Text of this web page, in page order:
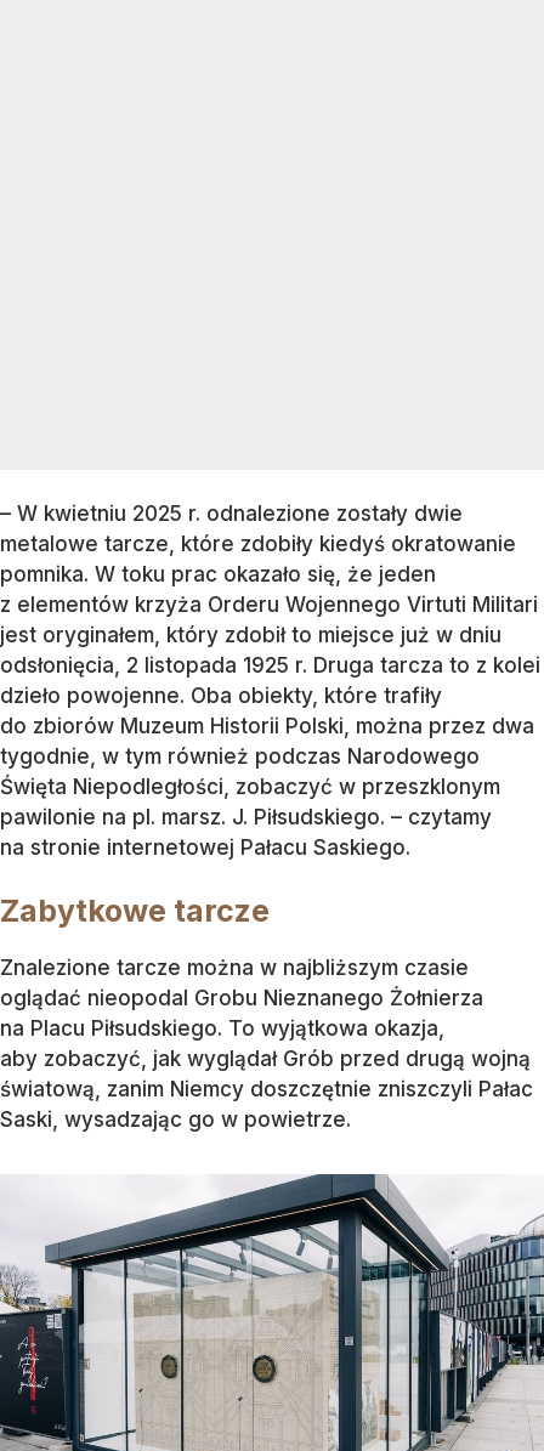
– W kwietniu 2025 r. odnalezione zostały dwie
metalowe tarcze, które zdobiły kiedyś okratowanie
pomnika. W toku prac okazało się, że jeden
z elementów krzyża Orderu Wojennego Virtuti Militari
jest oryginałem, który zdobił to miejsce już w dniu
odsłonięcia, 2 listopada 1925 r. Druga tarcza to z kolei
dzieło powojenne. Oba obiekty, które trafiły
do zbiorów Muzeum Historii Polski, można przez dwa
tygodnie, w tym również podczas Narodowego
Święta Niepodległości, zobaczyć w przeszklonym
pawilonie na pl. marsz. J. Piłsudskiego. – czytamy
na stronie internetowej Pałacu Saskiego.
Zabytkowe tarcze
Znalezione tarcze można w najbliższym czasie
oglądać nieopodal Grobu Nieznanego Żołnierza
na Placu Piłsudskiego. To wyjątkowa okazja,
aby zobaczyć, jak wyglądał Grób przed drugą wojną
światową, zanim Niemcy doszczętnie zniszczyli Pałac
Saski, wysadzając go w powietrze.